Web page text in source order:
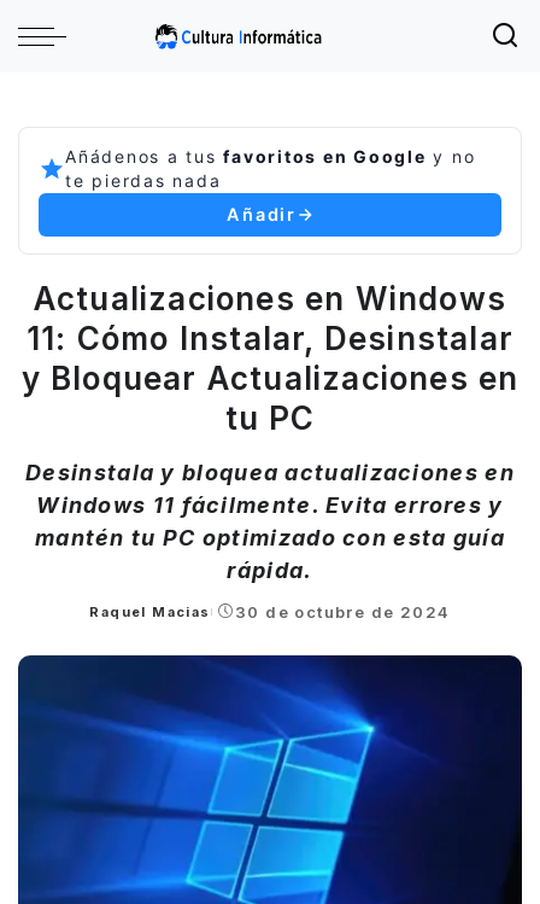
Añádenos a tusfavoritos en Google y no
te pierdas nada
Añadir
Actualizaciones en Windows
11: Cómo Instalar, Desinstalar
y Bloquear Actualizaciones en
tu PC
Desinstala y bloquea actualizaciones en
Windows 11 fácilmente. Evita errores y
mantén tu PC optimizado con esta guía
rápida.
Posted
Raquel Macias 30 de octubre de 2024